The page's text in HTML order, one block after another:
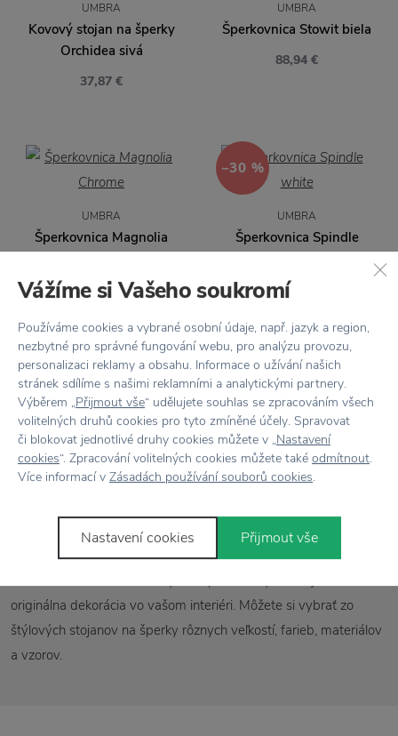
UMBRA
Kovový stojan na šperky
Orchidea sivá
37,87 €
UMBRA
Šperkovnica Stowit biela
88,94 €
UMBRA
Šperkovnica Magnolia
12,34 €
−30 %
UMBRA
Šperkovnica Spindle
40,43 €
Šperkovnica | Úložné boxy na šperky
Aj vám už došla trpezlivosť s večne zamotanými náhrdelníkmi
svojich šperkov!Dizajnové šperkovnicea stojany na šperky
z našej ponuky vám poslúžia nielen ako praktickí pomocníci, ale
originálna dekorácia vo vašom interiéri. Môžete si vybrať zo
štýlových stojanov na šperky rôznych veľkostí, farieb, materiálov
a vzorov.
Vážíme si Vašeho soukromí
Používáme cookies a vybrané osobní údaje, např. jazyk a region,
nezbytné pro správné fungování webu, pro analýzu provozu,
personalizaci reklamy a obsahu. Informace o užívání našich
stránek sdílíme s našimi reklamními a analytickými partnery.
Výběrem „Přijmout vše“ udělujete souhlas se zpracováním všech
volitelných druhů cookies pro tyto zmíněné účely. Spravovat
či blokovat jednotlivé druhy cookies můžete v „Nastavení
cookies“. Zpracování volitelných cookies můžete také odmítnout.
Více informací v Zásadách používání souborů cookies.
Nastavení cookies Přijmout vše